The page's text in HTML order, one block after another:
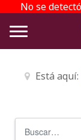
No se
Está aquí: